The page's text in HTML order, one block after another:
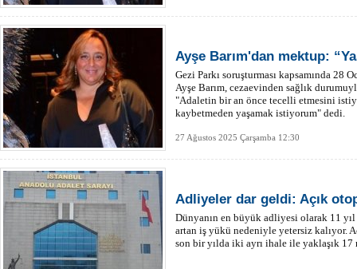
Ayşe Barım'dan mektup:
Gezi Parkı soruşturması kapsamında
Ayşe Barım, cezaevinden sağlık
"Adaletin bir an önce tecelli etmesini
kaybetmeden yaşamak istiyorum" dedi.
27 Ağustos 2025 Çarşamba 12:30
Adliyeler dar geldi: Açık
Dünyanın en büyük adliyesi olarak 11
artan iş yükü nedeniyle yetersiz kalıyor.
son bir yılda iki ayrı ihale ile yaklaşık